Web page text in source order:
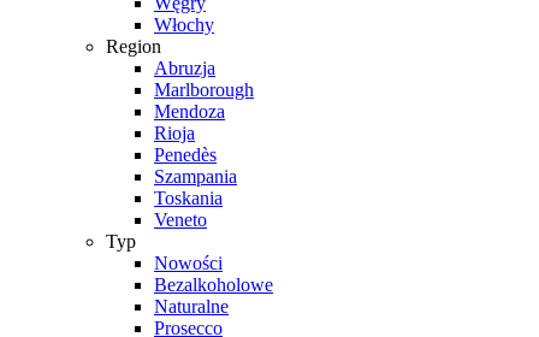
Włochy
Region
Abruzja
Marlborough
Mendoza
Rioja
Penedès
Szampania
Toskania
Veneto
Typ
Nowości
Bezalkoholowe
Naturalne
Prosecco